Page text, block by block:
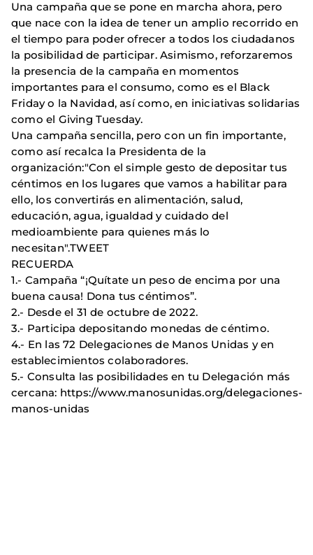
Una campaña que se pone en marcha ahora, pero
que nace con la idea de tener un amplio recorrido en
el tiempo para poder ofrecer a todos los ciudadanos
la posibilidad de participar. Asimismo, reforzaremos
la presencia de la campaña en momentos
importantes para el consumo, como es el Black
Friday o la Navidad, así como, en iniciativas solidarias
como el Giving Tuesday.
Una campaña sencilla, pero con un fin importante,
como así recalca la Presidenta de la
organización:"Con el simple gesto de depositar tus
céntimos en los lugares que vamos a habilitar para
ello, los convertirás en alimentación, salud,
educación, agua, igualdad y cuidado del
medioambiente para quienes más lo
necesitan".TWEET
RECUERDA
1.- Campaña “¡Quítate un peso de encima por una
buena causa! Dona tus céntimos”.
2.- Desde el 31 de octubre de 2022.
3.- Participa depositando monedas de céntimo.
4.- En las 72 Delegaciones de Manos Unidas y en
establecimientos colaboradores.
5.- Consulta las posibilidades en tu Delegación más
cercana: https://www.manosunidas.org/delegaciones-
manos-unidas